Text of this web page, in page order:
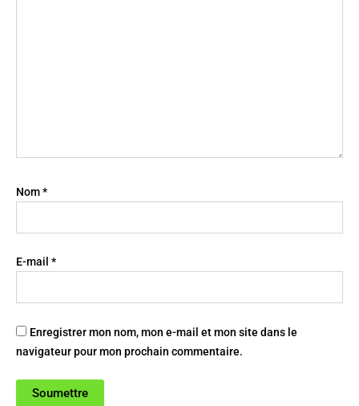
Nom*
E-mail *
Enregistrer mon nom, mon e-mail et mon site dans le
navigateur pour mon prochain commentaire.